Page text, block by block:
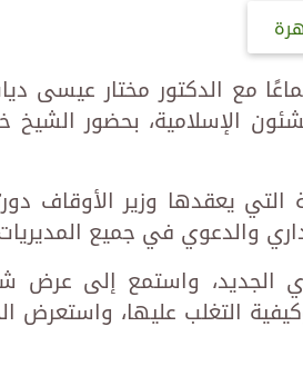
مع الدكتور مختار عيسى
الإسلامية، بحضور الشيخ
يعقدها وزير الأوقاف
والدعوي في جميع
الجديد، واستمع إلى عرض
التغلب عليها، واستعرض